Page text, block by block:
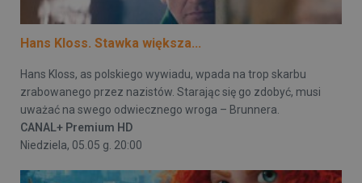
Hans Kloss. Stawka większa...
Hans Kloss, as polskiego wywiadu, wpada na trop skarbu
zrabowanego przez nazistów. Starając się go zdobyć, musi
uważać na swego odwiecznego wroga – Brunnera.
CANAL+ Premium HD
Niedziela, 05.05 g. 20:00